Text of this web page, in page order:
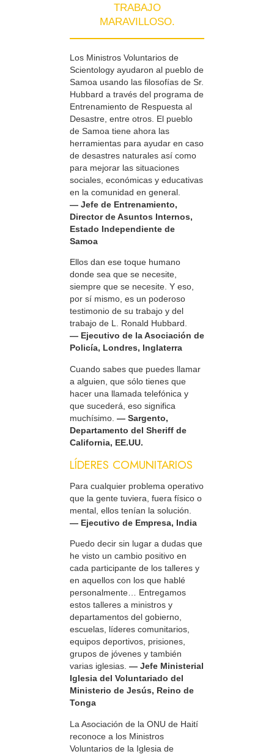
TRABAJO
MARAVILLOSO.
Los Ministros Voluntarios de
Scientology ayudaron al pueblo de
Samoa usando las filosofías de Sr.
Hubbard a través del programa de
Entrenamiento de Respuesta al
Desastre, entre otros. El pueblo
de Samoa tiene ahora las
herramientas para ayudar en caso
de desastres naturales así como
para mejorar las situaciones
sociales, económicas y educativas
en la comunidad en general.
— Jefe de Entrenamiento,
Director de Asuntos Internos,
Estado Independiente de
Samoa
Ellos dan ese toque humano
donde sea que se necesite,
siempre que se necesite. Y eso,
por sí mismo, es un poderoso
testimonio de su trabajo y del
trabajo de L. Ronald Hubbard.
— Ejecutivo de la Asociación de
Policía, Londres, Inglaterra
Cuando sabes que puedes llamar
a alguien, que sólo tienes que
hacer una llamada telefónica y
que sucederá, eso significa
muchísimo. — Sargento,
Departamento del Sheriff de
California, EE.UU.
LÍDERES COMUNITARIOS
Para cualquier problema operativo
que la gente tuviera, fuera físico o
mental, ellos tenían la solución.
— Ejecutivo de Empresa, India
Puedo decir sin lugar a dudas que
he visto un cambio positivo en
cada participante de los talleres y
en aquellos con los que hablé
personalmente… Entregamos
estos talleres a ministros y
departamentos del gobierno,
escuelas, líderes comunitarios,
equipos deportivos, prisiones,
grupos de jóvenes y también
varias iglesias. — Jefe Ministerial
Iglesia del Voluntariado del
Ministerio de Jesús, Reino de
Tonga
La Asociación de la ONU de Haití
reconoce a los Ministros
Voluntarios de la Iglesia de